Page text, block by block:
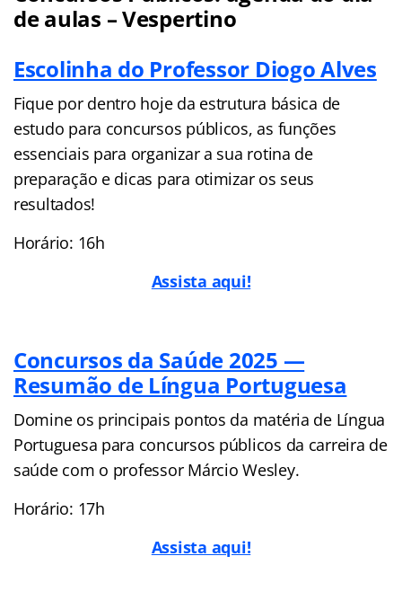
de aulas – Vespertino
Escolinha do Professor Diogo Alves
Fique por dentro hoje da estrutura básica de
estudo para concursos públicos, as funções
essenciais para organizar a sua rotina de
preparação e dicas para otimizar os seus
resultados!
Horário: 16h
Assista aqui!
Concursos da Saúde 2025 —
Resumão de Língua Portuguesa
Domine os principais pontos da matéria de Língua
Portuguesa para concursos públicos da carreira de
saúde com o professor Márcio Wesley.
Horário: 17h
Assista aqui!